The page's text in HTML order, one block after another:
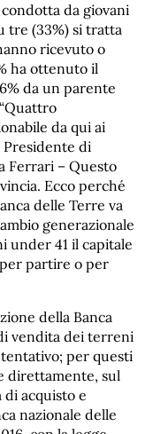
da giovani
tre (33%) si tratta
ricevuto o
ha ottenuto il
da un parente
da qui ai
Presidente di
Ferrari – Questo
Ecco perché
delle Terre va
generazionale
under 41 il capitale
partire o per
della Banca
vendita dei terreni
per questi
direttamente, sul
acquisto e
nazionale delle